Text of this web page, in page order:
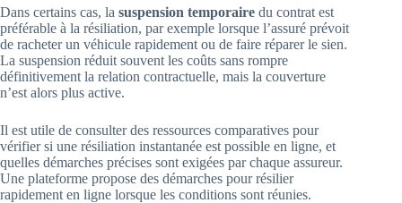
Dans certains cas, la suspension temporaire du contrat est
préférable à la résiliation, par exemple lorsque l’assuré prévoit
de racheter un véhicule rapidement ou de faire réparer le sien.
La suspension réduit souvent les coûts sans rompre
définitivement la relation contractuelle, mais la couverture
n’est alors plus active.
Il est utile de consulter des ressources comparatives pour
vérifier si une résiliation instantanée est possible en ligne, et
quelles démarches précises sont exigées par chaque assureur.
Une plateforme propose des démarches pour résilier
rapidement en ligne lorsque les conditions sont réunies.